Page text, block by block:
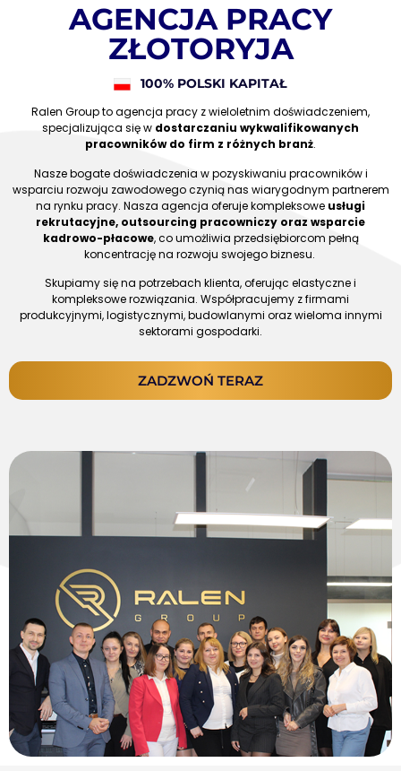
AGENCJA PRACY
ZŁOTORYJA
100% POLSKI KAPITAŁ
Ralen Group to agencja pracy z wieloletnim doświadczeniem,
specjalizująca się w dostarczaniu wykwalifikowanych
pracowników do firm z różnych branż.
Nasze bogate doświadczenia w pozyskiwaniu pracowników i
wsparciu rozwoju zawodowego czynią nas wiarygodnym partnerem
na rynku pracy. Nasza agencja oferuje kompleksowe usługi
rekrutacyjne, outsourcing pracowniczy oraz wsparcie
kadrowo-płacowe, co umożliwia przedsiębiorcom pełną
koncentrację na rozwoju swojego biznesu.
Skupiamy się na potrzebach klienta, oferując elastyczne i
kompleksowe rozwiązania. Współpracujemy z firmami
produkcyjnymi, logistycznymi, budowlanymi oraz wieloma innymi
sektorami gospodarki.
ZADZWOŃ TERAZ